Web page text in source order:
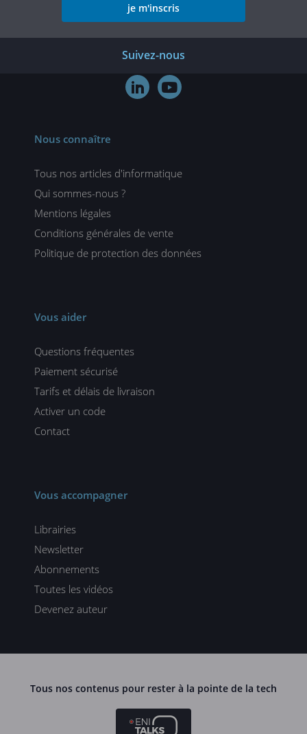
je m'inscris
Suivez-nous
 
Nous connaître
Tous nos articles d'informatique
Qui sommes-nous ?
Mentions légales
Conditions générales de vente
Politique de protection des données
Vous aider
Questions fréquentes
Paiement sécurisé
Tarifs et délais de livraison
Activer un code
Contact
Vous accompagner
Librairies
Newsletter
Abonnements
Toutes les vidéos
Devenez auteur
Tous nos contenus pour rester à la pointe de la tech